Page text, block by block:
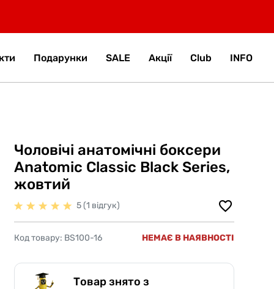
Подарунки SALE Акції Club INFO
Чоловічі анатомічні боксери
Anatomic Classic Black Series,
жовтий
5 (1 відгук)
Код товару: BS100-16 НЕМАЄ В НАЯВНОСТІ
Товар знято з